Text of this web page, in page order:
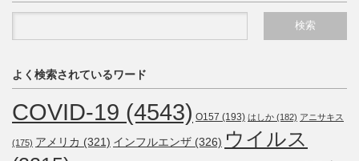
よく検索されているワード
COVID-19 (4543) O157 (193) はしか (182) アニサキス
(175) アメリカ (321) インフルエンザ (326) ウイルス